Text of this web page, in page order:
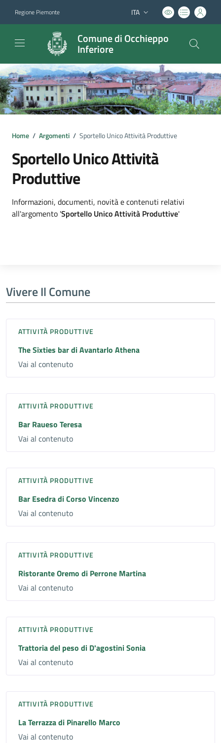
Regione Piemonte Lingua attiva:
ITA
Comune di Occhieppo
Inferiore
Home / Argomenti / Sportello Unico Attività Produttive
Sportello Unico Attività
Produttive
Dettagli argomento
Informazioni, documenti, novità e contenuti relativi
all'argomento 'Sportello Unico Attività Produttive'
Vivere Il Comune
ATTIVITÀ PRODUTTIVE
The Sixties bar di Avantarlo Athena
Vai al contenuto
ATTIVITÀ PRODUTTIVE
Bar Raueso Teresa
Vai al contenuto
ATTIVITÀ PRODUTTIVE
Bar Esedra di Corso Vincenzo
Vai al contenuto
ATTIVITÀ PRODUTTIVE
Ristorante Oremo di Perrone Martina
Vai al contenuto
ATTIVITÀ PRODUTTIVE
Trattoria del peso di D'agostini Sonia
Vai al contenuto
ATTIVITÀ PRODUTTIVE
La Terrazza di Pinarello Marco
Vai al contenuto